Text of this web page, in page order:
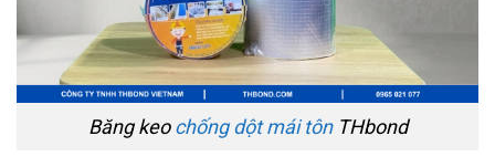
Băng keochống dột mái tônTHbond